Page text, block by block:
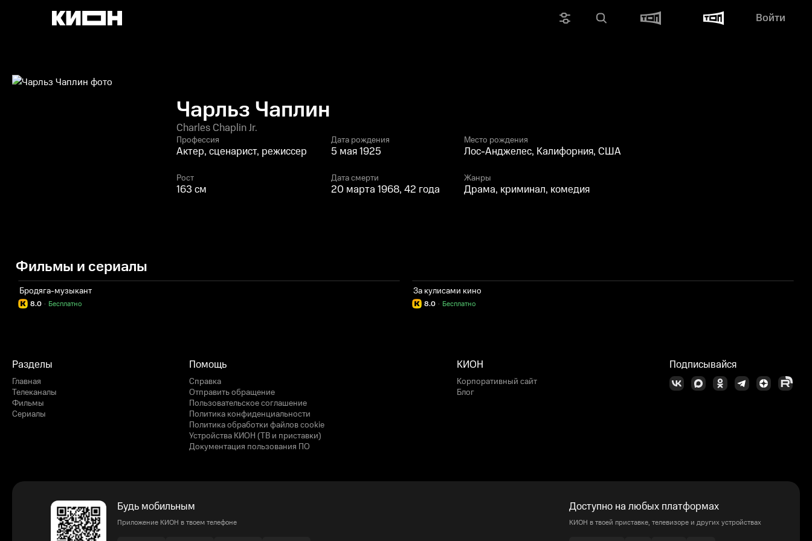
Войти
Чарльз Чаплин
Charles Chaplin Jr.
Профессия
Актер, сценарист, режиссер
Дата рождения
5 мая 1925
Место рождения
Лос-Анджелес, Калифорния, США
Рост
163 см
Дата смерти
20 марта 1968, 42 года
Жанры
Драма, криминал, комедия
Фильмы и сериалы
Бродяга-музыкант
8.0 Бесплатно
·
За кулисами кино
8.0 Бесплатно
·
Разделы
Главная
Телеканалы
Фильмы
Сериалы
Помощь
Справка
Отправить обращение
Пользовательское соглашение
Политика конфиденциальности
Политика обработки файлов cookie
Устройства КИОН (ТВ и приставки)
Документация пользования ПО
КИОН
Корпоративный сайт
Блог
Подписывайся
Будь мобильным
Приложение КИОН в твоем телефоне
Доступно на любых платформах
КИОН в твоей приставке, телевизоре и других устройствах